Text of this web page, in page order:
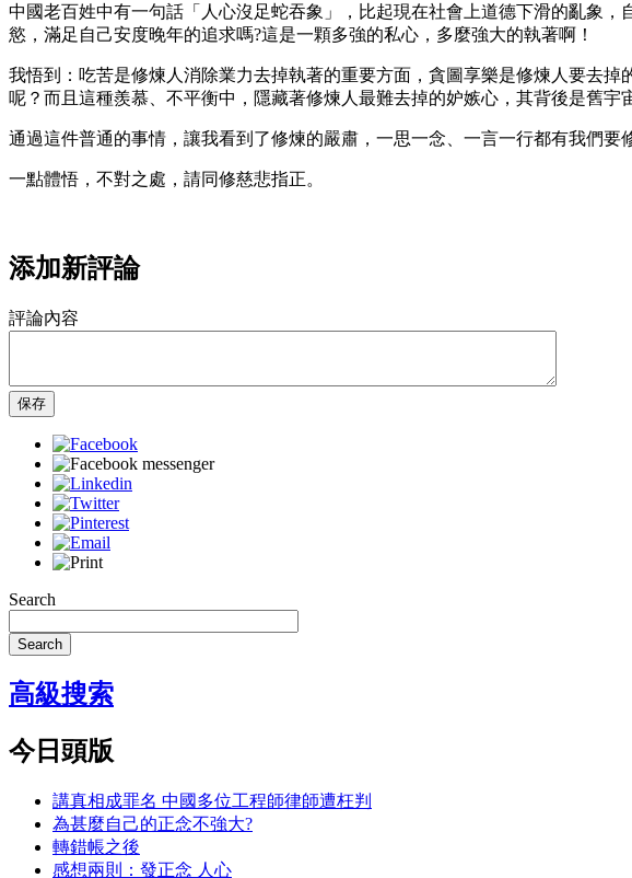
中國老百姓中有一句話「人心沒足蛇吞象」，比起現在社會上道德下滑的亂象
慾，滿足自己安度晚年的追求嗎?這是一顆多強的私心，多麼強大的執著啊！
我悟到：吃苦是修煉人消除業力去掉執著的重要方面，貪圖享樂是修煉人要去
呢？而且這種羨慕、不平衡中，隱藏著修煉人最難去掉的妒嫉心，其背後是舊
通過這件普通的事情，讓我看到了修煉的嚴肅，一思一念、一言一行都有我們要
一點體悟，不對之處，請同修慈悲指正。
添加新評論
評論內容
保存
Search
Search
高級搜索
今日頭版
講真相成罪名 中國多位工程師律師遭枉判
為甚麼自己的正念不強大?
轉錯帳之後
感想兩則：發正念 人心